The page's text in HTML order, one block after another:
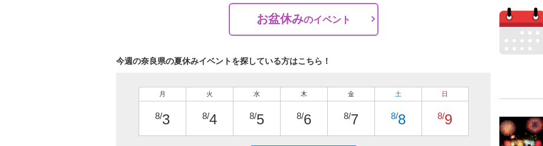
お盆休みのイベント
今週の奈良県の夏休みイベントを探している方はこちら！
月
8/3
火
8/4
水
8/5
木
8/6
金
8/7
土
8/8
日
8/9